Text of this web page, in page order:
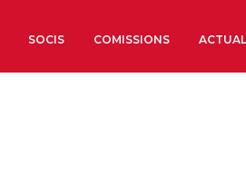
SOCIS COMISSIONS